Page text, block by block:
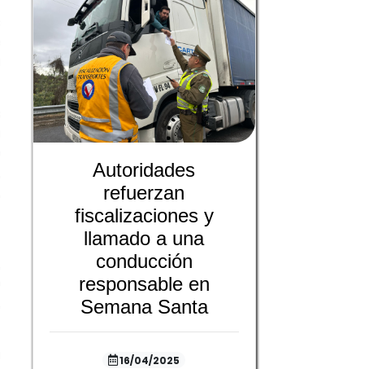
Autoridades
refuerzan
fiscalizaciones y
llamado a una
conducción
responsable en
Semana Santa
16/04/2025